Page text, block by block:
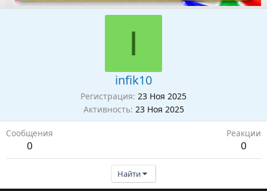
I
infik10
Регистрация 23 Ноя 2025
Активность 23 Ноя 2025
Сообщения
0
Реакции
0
Найти